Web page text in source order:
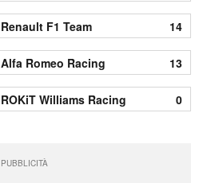
Renault F1 Team 14
Alfa Romeo Racing 13
ROKiT Williams Racing 0
PUBBLICITÀ